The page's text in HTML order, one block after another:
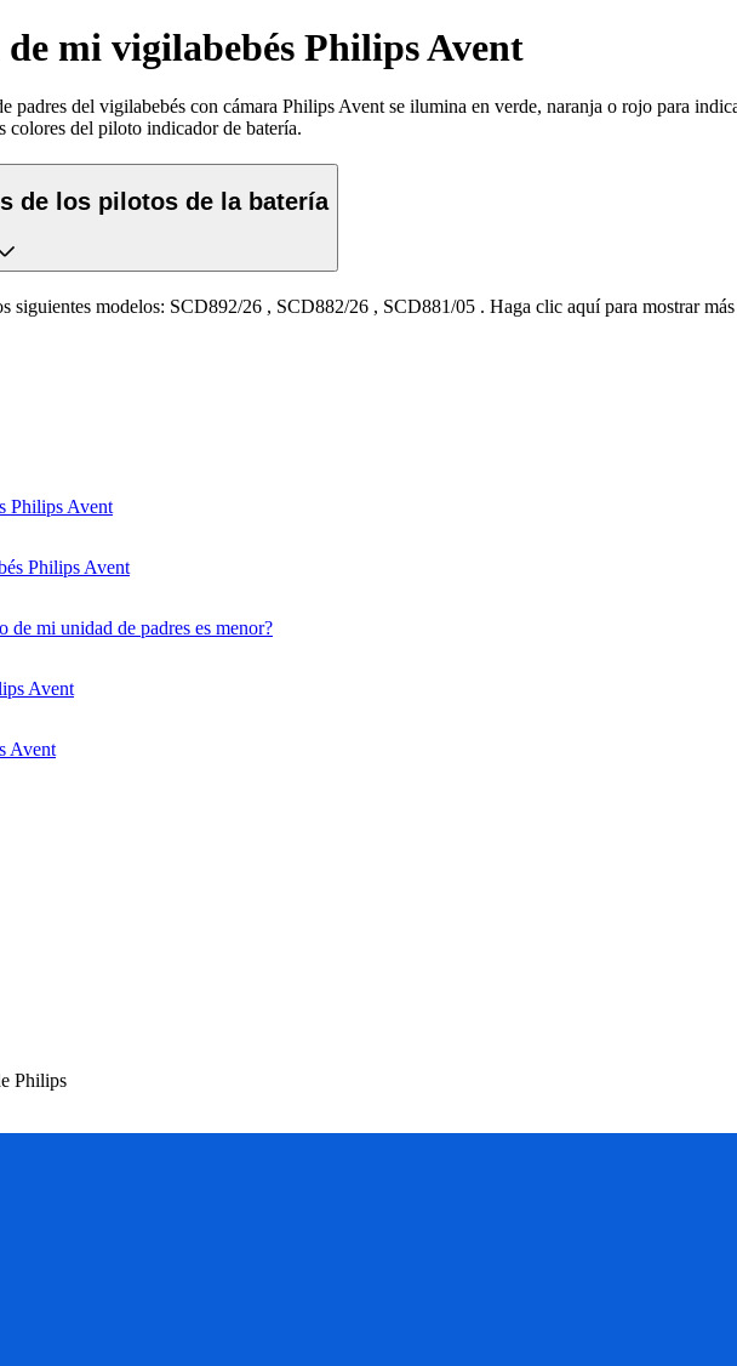
mi vigilabebés Philips Avent
del vigilabebés con cámara Philips Avent se ilumina en verde, naranja o rojo para
colores del piloto indicador de batería.
de los pilotos de la batería
siguientes modelos: SCD892/26 , SCD882/26 , SCD881/05 . Haga clic aquí para mostrar
Philips Avent
Philips Avent
de mi unidad de padres es menor?
Avent
Avent
Philips